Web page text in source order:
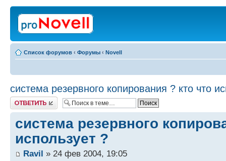
Список форумов ‹ Форумы ‹ Novell
система резервного копирования ? кто что
Ответить
система резервного
использует ?
Ravil » 24 фев 2004, 19:05